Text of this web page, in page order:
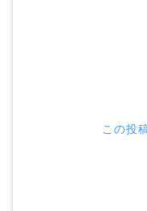
この投